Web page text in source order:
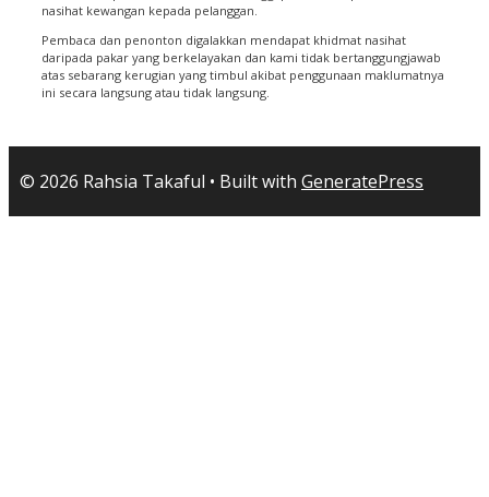
nasihat kewangan kepada pelanggan.
Pembaca dan penonton digalakkan mendapat khidmat nasihat
daripada pakar yang berkelayakan dan kami tidak bertanggungjawab
atas sebarang kerugian yang timbul akibat penggunaan maklumatnya
ini secara langsung atau tidak langsung.
© 2026 Rahsia Takaful • Built with GeneratePress